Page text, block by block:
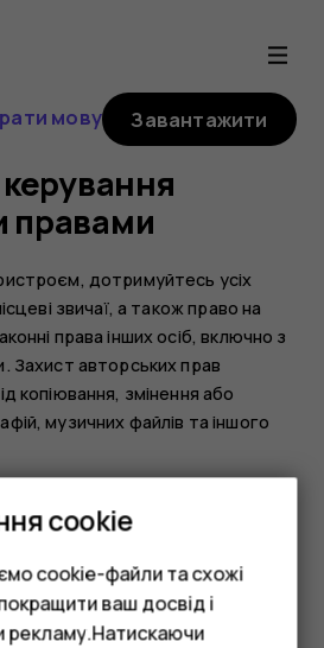
мову Завантажити
правами
дотримуйтесь усіх
звичаї, а також право на
права інших осіб, включно з
Захист авторських прав
копіювання, змінення або
музичних файлів та іншого
корисним?
cookie
cookie-файли та схожі
ваш досвід і
рекламу.Натискаючи